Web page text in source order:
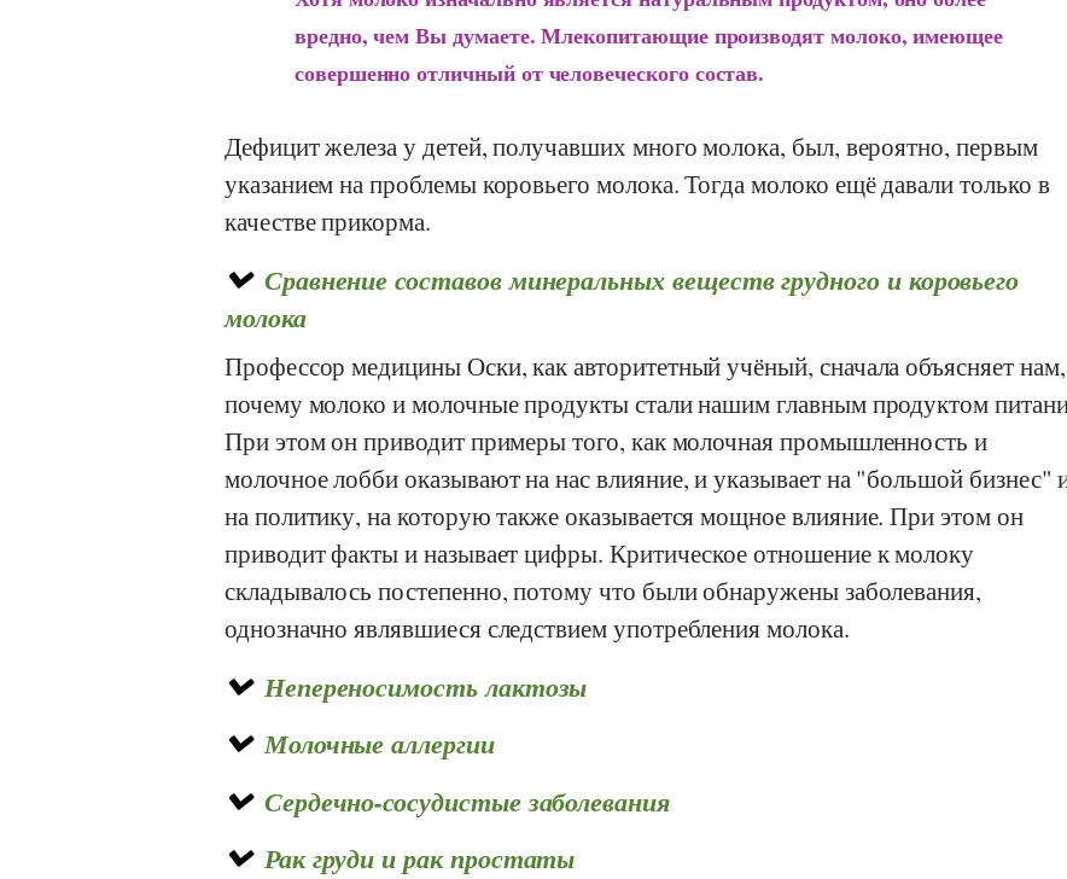
вредно, чем Вы думаете. Млекопитающие производят молоко, имеющее
совершенно отличный от человеческого состав.
Дефицит железа у детей, получавших много молока, был, вероятно, первым
указанием на проблемы коровьего молока. Тогда молоко ещё давали только в
качестве прикорма.
Сравнение составов минеральных веществ грудного и коровьего
молока
Профессор медициныОски, как авторитетный учёный, сначала объясняет нам,
почему молоко и молочные продукты стали нашим главным продуктом
При этом он приводит примеры того, как молочная промышленность и
молочное лобби оказывают на нас влияние, и указывает на "большой бизнес"
на политику, на которую также оказывается мощное влияние. При этом он
приводит факты и называет цифры. Критическое отношение к молоку
складывалось постепенно, потому что были обнаружены заболевания,
однозначно являвшиеся следствием употребления молока.
Непереносимость лактозы
Молочные аллергии
Сердечно-сосудистые заболевания
Рак груди и рак простаты